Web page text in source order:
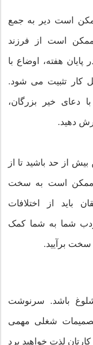
است دیر به جمع
است از فرزند
پایان هفته، اوضاع با
کار تثبیت می شود.
دعای خیر بزرگان،
دهید.
از حد باشید تا از
ممکن است به سخت
باید از اختلافات
شما به شما کمک
سخت برآیید.
باشد. سرنوشت
شغلی مهمی
کارتان لذت خواهید برد